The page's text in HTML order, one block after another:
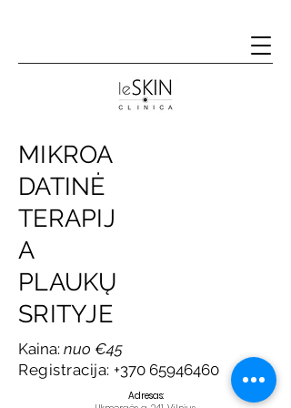
MIKROA
DATINĖ
TERAPIJ
A
PLAUKŲ
SRITYJE
Kaina: nuo €45
Registracija: +370 65946460
​​Adresas: